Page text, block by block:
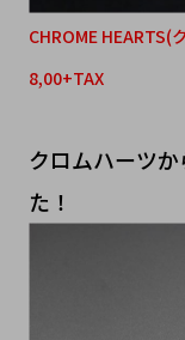
CHROME
8,00+TAX
クロムハーツ
た！